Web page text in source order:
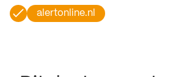
alertonline.nl